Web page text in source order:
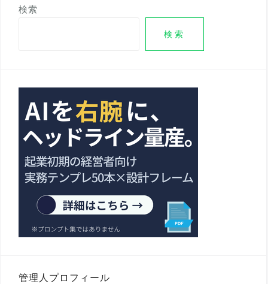
検索
検索
管理人プロフィール